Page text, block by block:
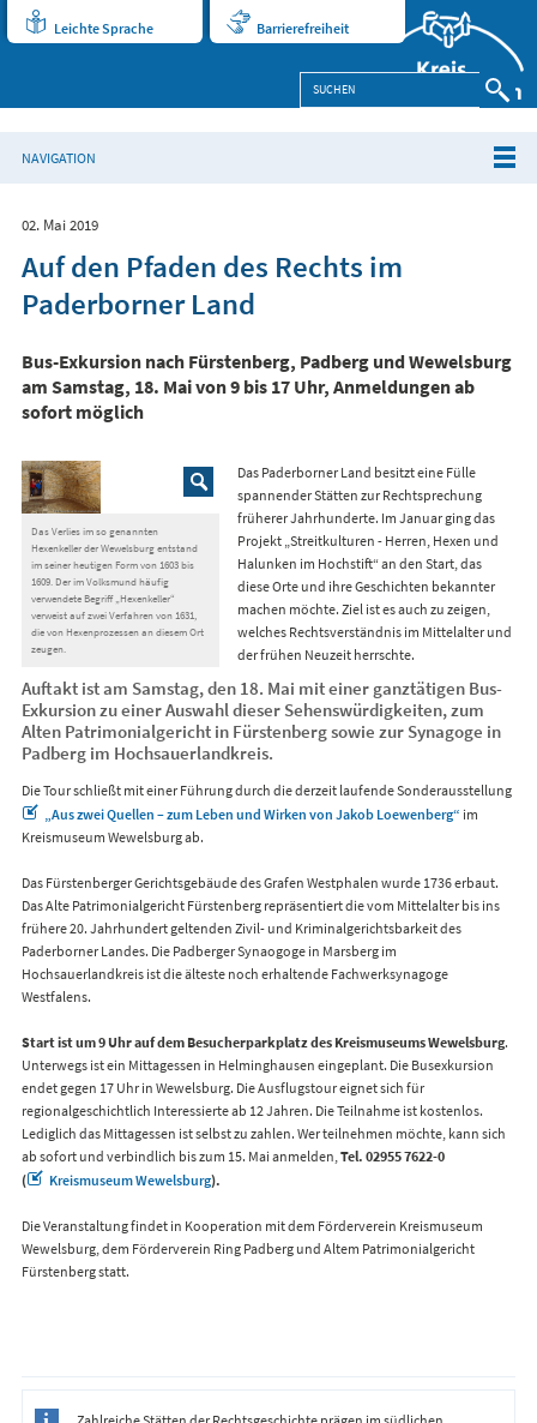
Leichte Sprache Barrierefreiheit
NAVIGATION
02. Mai 2019
Auf den Pfaden des Rechts im
Paderborner Land
Bus-Exkursion nach Fürstenberg, Padberg und Wewelsburg
am Samstag, 18. Mai von 9 bis 17 Uhr, Anmeldungen ab
sofort möglich
Das Verlies im so genannten
Hexenkeller der Wewelsburg entstand
im seiner heutigen Form von 1603 bis
1609. Der im Volksmund häufig
verwendete Begriff „Hexenkeller“
verweist auf zwei Verfahren von 1631,
die von Hexenprozessen an diesem Ort
zeugen.
Das Paderborner Land besitzt eine Fülle
spannender Stätten zur Rechtsprechung
früherer Jahrhunderte. Im Januar ging das
Projekt „Streitkulturen - Herren, Hexen und
Halunken im Hochstift“ an den Start, das
diese Orte und ihre Geschichten bekannter
machen möchte. Ziel ist es auch zu zeigen,
welches Rechtsverständnis im Mittelalter und
der frühen Neuzeit herrschte.
Auftakt ist am Samstag, den 18. Mai mit einer ganztätigen Bus-
Exkursion zu einer Auswahl dieser Sehenswürdigkeiten, zum
Alten Patrimonialgericht in Fürstenberg sowie zur Synagoge in
Padberg im Hochsauerlandkreis.
Die Tour schließt mit einer Führung durch die derzeit laufende Sonderausstellung
„Aus zwei Quellen – zum Leben und Wirken von Jakob Loewenberg“ im
Kreismuseum Wewelsburg ab.
Das Fürstenberger Gerichtsgebäude des Grafen Westphalen wurde 1736 erbaut.
Das Alte Patrimonialgericht Fürstenberg repräsentiert die vom Mittelalter bis ins
frühere 20. Jahrhundert geltenden Zivil- und Kriminalgerichtsbarkeit des
Paderborner Landes. Die Padberger Synaogoge in Marsberg im
Hochsauerlandkreis ist die älteste noch erhaltende Fachwerksynagoge
Westfalens.
Start ist um 9 Uhr auf dem Besucherparkplatz des Kreismuseums Wewelsburg.
Unterwegs ist ein Mittagessen in Helminghausen eingeplant. Die Busexkursion
endet gegen 17 Uhr in Wewelsburg. Die Ausflugstour eignet sich für
regionalgeschichtlich Interessierte ab 12 Jahren. Die Teilnahme ist kostenlos.
Lediglich das Mittagessen ist selbst zu zahlen. Wer teilnehmen möchte, kann sich
ab sofort und verbindlich bis zum 15. Mai anmelden,Tel. 02955 7622-0
(
Kreismuseum Wewelsburg).
Die Veranstaltung findet in Kooperation mit dem Förderverein Kreismuseum
Wewelsburg, dem Förderverein Ring Padberg und Altem Patrimonialgericht
Fürstenberg statt.